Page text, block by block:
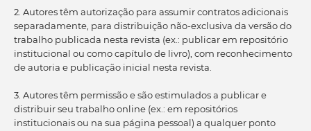
2. Autores têm autorização para assumir contratos adicionais
separadamente, para distribuição não-exclusiva da versão do
trabalho publicada nesta revista (ex.: publicar em repositório
institucional ou como capítulo de livro), com reconhecimento
de autoria e publicação inicial nesta revista.
3. Autores têm permissão e são estimulados a publicar e
distribuir seu trabalho online (ex.: em repositórios
institucionais ou na sua página pessoal) a qualquer ponto